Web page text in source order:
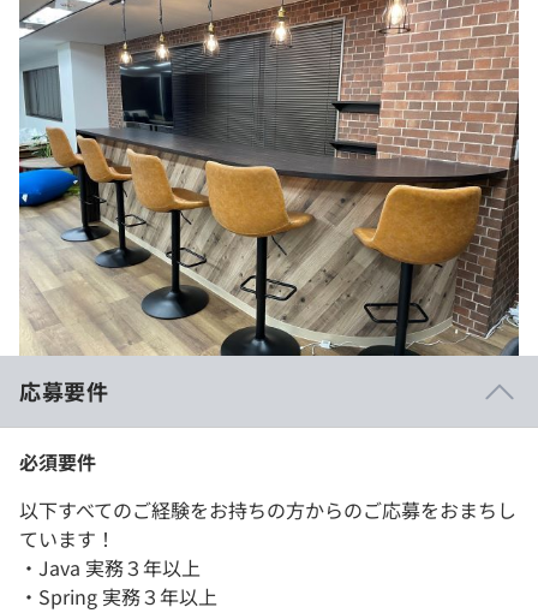
応募要件
必須要件
以下すべてのご経験をお持ちの方からのご応募をおまちし
ています！
・Java 実務３年以上
・Spring 実務３年以上